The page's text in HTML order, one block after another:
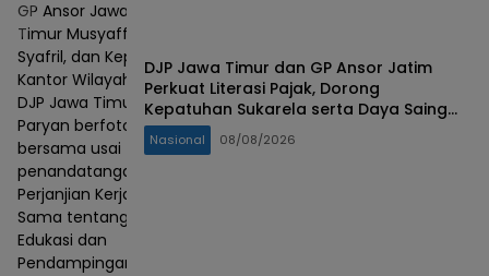
GP Ansor Jawa
Timur Musyaffa'
Syafril, dan Kepala
Kantor Wilayah
DJP Jawa Timur III
Paryan berfoto
bersama usai
penandatanganan
Perjanjian Kerja
Sama tentang
Edukasi dan
Pendampingan
DJP Jawa Timur dan GP Ansor Jatim
Perkuat Literasi Pajak, Dorong
Kepatuhan Sukarela serta Daya Saing
UMKM
Nasional 08/08/2026